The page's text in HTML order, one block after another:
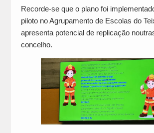
Recorde-se que o plano foi
piloto no Agrupamento de Escolas do
apresenta potencial de replicação
concelho.